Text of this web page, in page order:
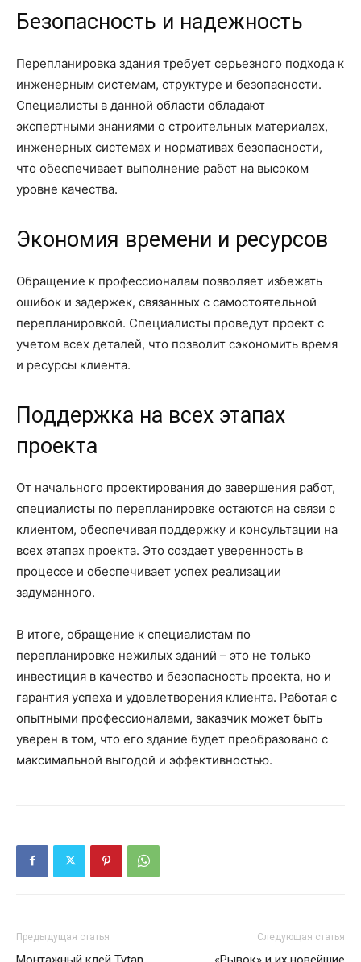
Безопасность и надежность
Перепланировка здания требует серьезного подхода к
инженерным системам, структуре и безопасности.
Специалисты в данной области обладают
экспертными знаниями о строительных материалах,
инженерных системах и нормативах безопасности,
что обеспечивает выполнение работ на высоком
уровне качества.
Экономия времени и ресурсов
Обращение к профессионалам позволяет избежать
ошибок и задержек, связанных с самостоятельной
перепланировкой. Специалисты проведут проект с
учетом всех деталей, что позволит сэкономить время
и ресурсы клиента.
Поддержка на всех этапах
проекта
От начального проектирования до завершения работ,
специалисты по перепланировке остаются на связи с
клиентом, обеспечивая поддержку и консультации на
всех этапах проекта. Это создает уверенность в
процессе и обеспечивает успех реализации
задуманного.
В итоге, обращение к специалистам по
перепланировке нежилых зданий – это не только
инвестиция в качество и безопасность проекта, но и
гарантия успеха и удовлетворения клиента. Работая с
опытными профессионалами, заказчик может быть
уверен в том, что его здание будет преобразовано с
максимальной выгодой и эффективностью.
Предыдущая статья Следующая статья